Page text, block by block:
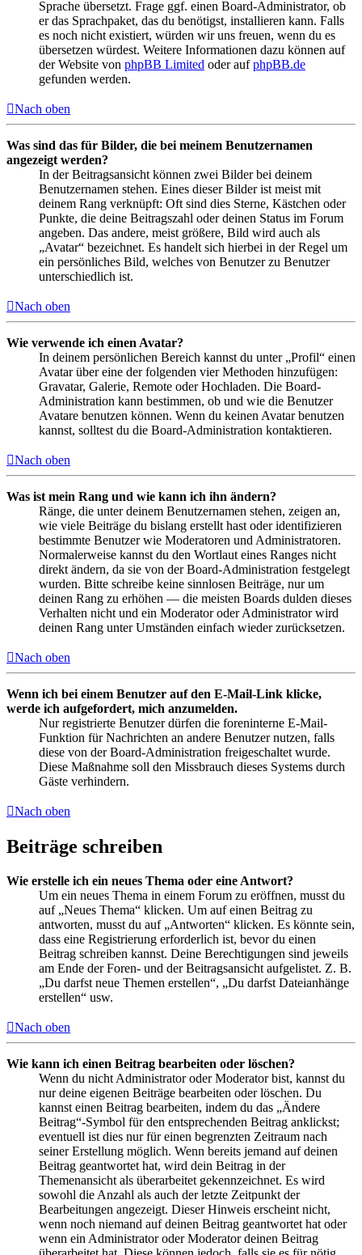
Sprache übersetzt. Frage ggf. einen Board-Administrator, ob
er das Sprachpaket, das du benötigst, installieren kann. Falls
es noch nicht existiert, würden wir uns freuen, wenn du es
übersetzen würdest. Weitere Informationen dazu können auf
der Website von phpBB Limited oder aufphpBB.de
gefunden werden.
Nach oben
Was sind das für Bilder, die bei meinem Benutzernamen
angezeigt werden?
In der Beitragsansicht können zwei Bilder bei deinem
Benutzernamen stehen. Eines dieser Bilder ist meist mit
deinem Rang verknüpft: Oft sind dies Sterne, Kästchen oder
Punkte, die deine Beitragszahl oder deinen Status im Forum
angeben. Das andere, meist größere, Bild wird auch als
„Avatar“ bezeichnet. Es handelt sich hierbei in der Regel um
ein persönliches Bild, welches von Benutzer zu Benutzer
unterschiedlich ist.
Nach oben
Wie verwende ich einen Avatar?
In deinem persönlichen Bereich kannst du unter „Profil“ einen
Avatar über eine der folgenden vier Methoden hinzufügen:
Gravatar, Galerie, Remote oder Hochladen. Die Board-
Administration kann bestimmen, ob und wie die Benutzer
Avatare benutzen können. Wenn du keinen Avatar benutzen
kannst, solltest du die Board-Administration kontaktieren.
Nach oben
Was ist mein Rang und wie kann ich ihn ändern?
Ränge, die unter deinem Benutzernamen stehen, zeigen an,
wie viele Beiträge du bislang erstellt hast oder identifizieren
bestimmte Benutzer wie Moderatoren und Administratoren.
Normalerweise kannst du den Wortlaut eines Ranges nicht
direkt ändern, da sie von der Board-Administration festgelegt
wurden. Bitte schreibe keine sinnlosen Beiträge, nur um
deinen Rang zu erhöhen — die meisten Boards dulden dieses
Verhalten nicht und ein Moderator oder Administrator wird
deinen Rang unter Umständen einfach wieder zurücksetzen.
Nach oben
Wenn ich bei einem Benutzer auf den E-Mail-Link klicke,
werde ich aufgefordert, mich anzumelden.
Nur registrierte Benutzer dürfen die foreninterne E-Mail-
Funktion für Nachrichten an andere Benutzer nutzen, falls
diese von der Board-Administration freigeschaltet wurde.
Diese Maßnahme soll den Missbrauch dieses Systems durch
Gäste verhindern.
Nach oben
Beiträge schreiben
Wie erstelle ich ein neues Thema oder eine Antwort?
Um ein neues Thema in einem Forum zu eröffnen, musst du
auf „Neues Thema“ klicken. Um auf einen Beitrag zu
antworten, musst du auf „Antworten“ klicken. Es könnte sein,
dass eine Registrierung erforderlich ist, bevor du einen
Beitrag schreiben kannst. Deine Berechtigungen sind jeweils
am Ende der Foren- und der Beitragsansicht aufgelistet. Z. B.
„Du darfst neue Themen erstellen“, „Du darfst Dateianhänge
erstellen“ usw.
Nach oben
Wie kann ich einen Beitrag bearbeiten oder löschen?
Wenn du nicht Administrator oder Moderator bist, kannst du
nur deine eigenen Beiträge bearbeiten oder löschen. Du
kannst einen Beitrag bearbeiten, indem du das „Ändere
Beitrag“-Symbol für den entsprechenden Beitrag anklickst;
eventuell ist dies nur für einen begrenzten Zeitraum nach
seiner Erstellung möglich. Wenn bereits jemand auf deinen
Beitrag geantwortet hat, wird dein Beitrag in der
Themenansicht als überarbeitet gekennzeichnet. Es wird
sowohl die Anzahl als auch der letzte Zeitpunkt der
Bearbeitungen angezeigt. Dieser Hinweis erscheint nicht,
wenn noch niemand auf deinen Beitrag geantwortet hat oder
wenn ein Administrator oder Moderator deinen Beitrag